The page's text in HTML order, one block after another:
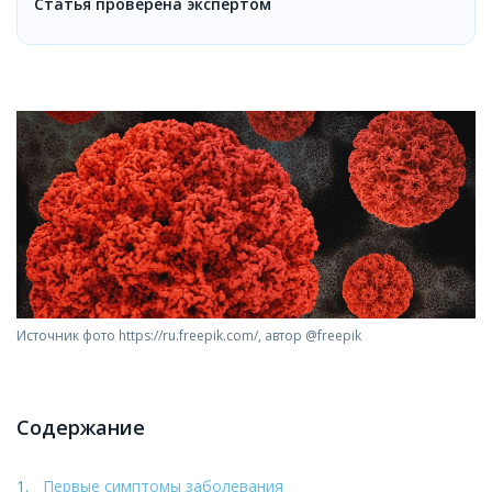
Источник фото https://ru.freepik.com/, автор @freepik
Содержание
Первые симптомы заболевания